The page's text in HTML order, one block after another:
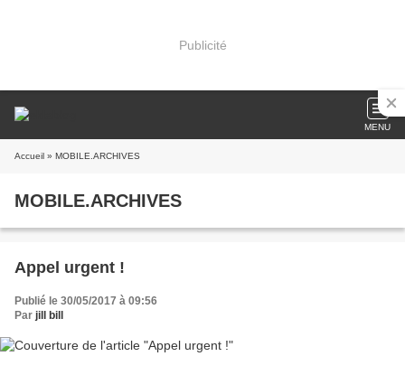
Publicité
MENU
Accueil » MOBILE.ARCHIVES
MOBILE.ARCHIVES
Appel urgent !
Publié le 30/05/2017 à 09:56
Par jill bill